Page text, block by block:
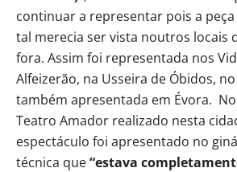
continuar a representar pois a
tal merecia ser vista noutros locais
fora. Assim foi representada nos
Alfeizerão, na Usseira de Óbidos,
também apresentada em Évora.
Teatro Amador realizado nesta
espectáculo foi apresentado no
técnica que“estava